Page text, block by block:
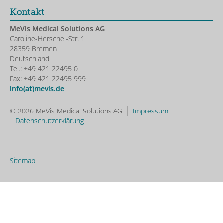
Kontakt
MeVis Medical Solutions AG
Caroline-Herschel-Str. 1
28359 Bremen
Deutschland
Tel.: +49 421 22495 0
Fax: +49 421 22495 999
info(at)mevis.de
© 2026 MeVis Medical Solutions AG
Impressum
Datenschutzerklärung
Sitemap